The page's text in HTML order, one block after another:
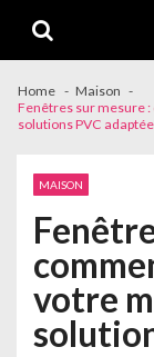
navigation
content
Home
Maison
Fenêtres sur mesure
solutions PVC
MAISON
votre